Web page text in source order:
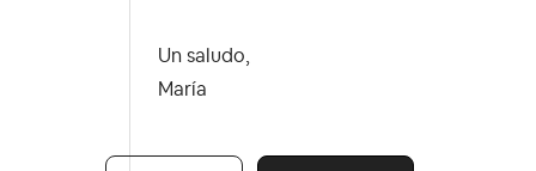
Un saludo,
María